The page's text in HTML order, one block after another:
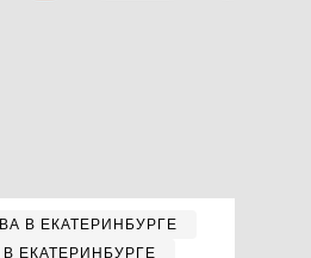
В ЕКАТЕРИНБУРГЕ
ЕКАТЕРИНБУРГЕ